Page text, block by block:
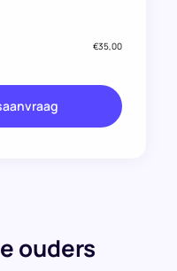
€35,00
ouders